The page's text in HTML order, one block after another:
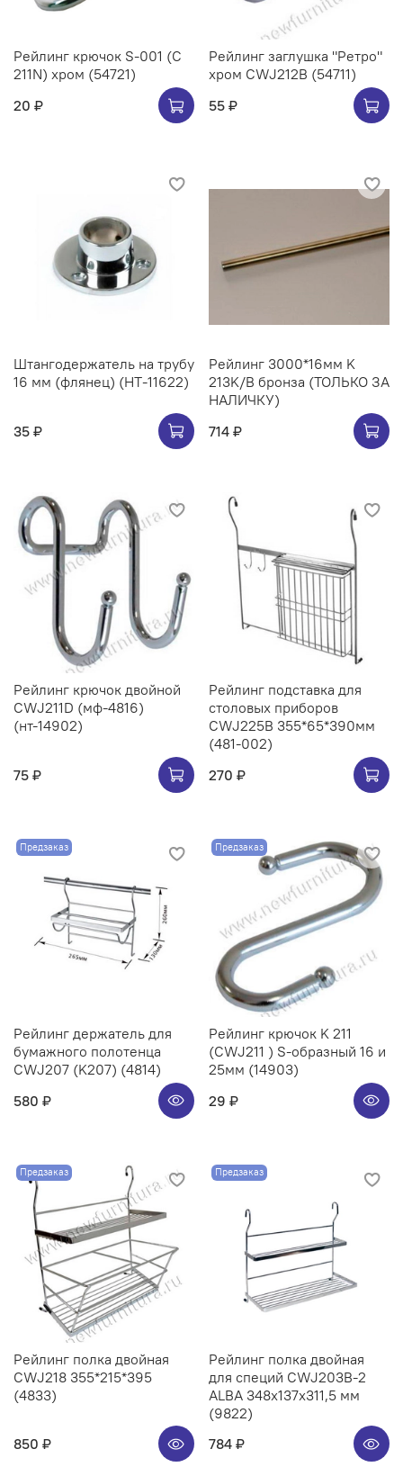
Рейлинг крючок S-001 (C
211N) хром (54721)
20 ₽
Рейлинг заглушка "Ретро"
хром CWJ212B (54711)
55 ₽
Штангодержатель на трубу
16 мм (флянец) (НТ-11622)
35 ₽
Рейлинг 3000*16мм K
213K/B бронза (ТОЛЬКО ЗА
НАЛИЧКУ)
714 ₽
Рейлинг крючок двойной
CWJ211D (мф-4816)
(нт-14902)
75 ₽
Рейлинг подставка для
столовых приборов
CWJ225B 355*65*390мм
(481-002)
270 ₽
Предзаказ
Рейлинг держатель для
бумажного полотенца
CWJ207 (K207) (4814)
580 ₽
Предзаказ
Рейлинг крючок K 211
(CWJ211 ) S-образный 16 и
25мм (14903)
29 ₽
Предзаказ
Рейлинг полка двойная
CWJ218 355*215*395
(4833)
850 ₽
Предзаказ
Рейлинг полка двойная
для специй CWJ203B-2
ALBA 348x137x311,5 мм
(9822)
784 ₽